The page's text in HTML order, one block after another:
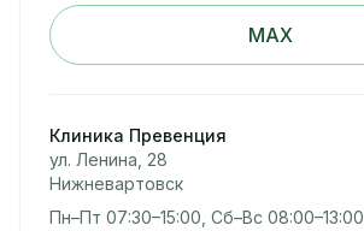
MAX
Клиника Превенция
ул. Ленина, 28
Нижневартовск
Пн–Пт 07:30–15:00, Сб–Вс 08:00–13:00